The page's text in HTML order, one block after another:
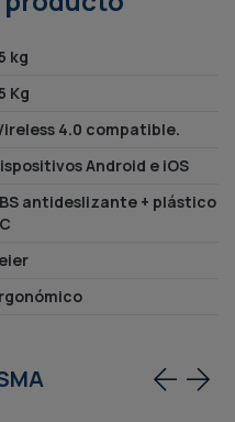
kg
Kg
4.0 compatible.
Android e iOS
antideslizante + plástico